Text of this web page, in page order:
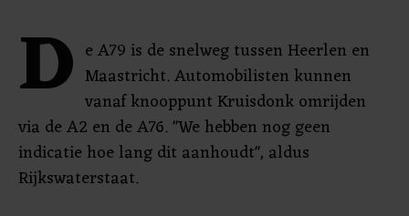
D e A79 is de snelweg tussen Heerlen en
Maastricht. Automobilisten kunnen
vanaf knooppunt Kruisdonk omrijden
via de A2 en de A76. "We hebben nog geen
indicatie hoe lang dit aanhoudt", aldus
Rijkswaterstaat.